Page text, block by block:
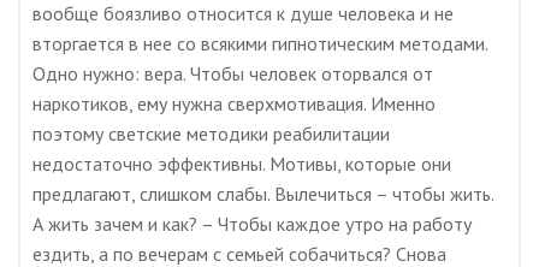
вообще боязливо относится к душе человека и не
вторгается в нее со всякими гипнотическим методами.
Одно нужно: вера. Чтобы человек оторвался от
наркотиков, ему нужна сверхмотивация. Именно
поэтому светские методики реабилитации
недостаточно эффективны. Мотивы, которые они
предлагают, слишком слабы. Вылечиться – чтобы жить.
А жить зачем и как? – Чтобы каждое утро на работу
ездить, а по вечерам с семьей собачиться? Снова